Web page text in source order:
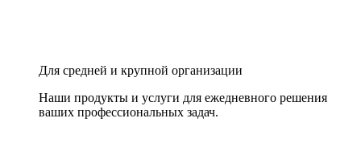
Для средней и крупной организации
Наши продукты и услуги для ежедневного решения
ваших профессиональных задач.